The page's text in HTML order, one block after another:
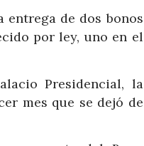
entrega de dos bonos
por ley, uno en el
Presidencial, la
mes que se dejó de